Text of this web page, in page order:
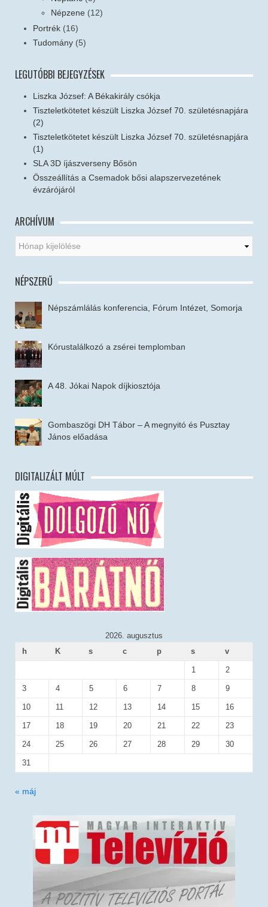
Népzene (12)
Portrék (16)
Tudomány (5)
LEGUTÓBBI BEJEGYZÉSEK
Liszka József: A Békakirály csókja
Tiszteletkötetet készült Liszka József 70. születésnapjára
(2)
Tiszteletkötetet készült Liszka József 70. születésnapjára
(1)
SLA 3D íjászverseny Bősön
Összeállítás a Csemadok bősi alapszervezetének
évzárójáról
ARCHÍVUM
NÉPSZERŰ
Népszámlálás konferencia, Fórum Intézet, Somorja
Kórustalálkozó a zsérei templomban
A 48. Jókai Napok díjkiosztója
Gombaszögi DH Tábor – A megnyitó és Pusztay
János előadása
DIGITALIZÁLT MÚLT
2026. augusztus
h
K s c p s v
1 2
3 4 5 6 7 8 9
10 11 12 13 14 15 16
17 18 19 20 21 22 23
24 25 26 27 28 29 30
31
« máj